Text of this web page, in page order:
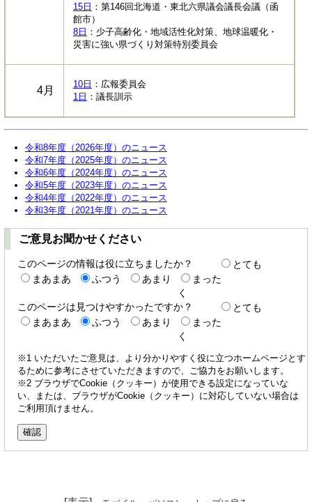
15日 ：第146回北海道・東北六県議会議長会議（函
館市）
8日 ：少子高齢化・地域活性化対策、地球温暖化・
災害に強い県づくり対策特別委員会
4月
10日 ：広報委員会
1日 ：議長訓示
令和8年度（2026年度）のニュース
令和7年度（2025年度）のニュース
令和6年度（2024年度）のニュース
令和5年度（2023年度）のニュース
令和4年度（2022年度）のニュース
令和3年度（2021年度）のニュース
ご意見お聞かせください
このページの情報は役に立ちましたか？
とても
まあまあ
ふつう あまり
まった
く
このページは見つけやすかったですか？
とても
まあまあ
ふつう あまり
まった
く
※1 いただいたご意見は、より分かりやすく役に立つホームページとす
るために参考にさせていただきますので、ご協力をお願いします。
※2 ブラウザでCookie（クッキー）が使用できる設定になっていな
い、または、ブラウザがCookie（クッキー）に対応していない場合は
ご利用頂けません。